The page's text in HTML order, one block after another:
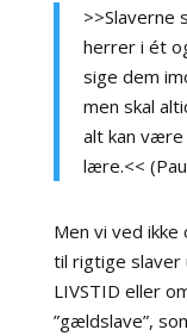
>>Slaverne
herrer i ét
sige dem
men skal
alt kan
lære.<<
Men vi ved
til rigtige slaver
LIVSTID eller
”gældslave”,